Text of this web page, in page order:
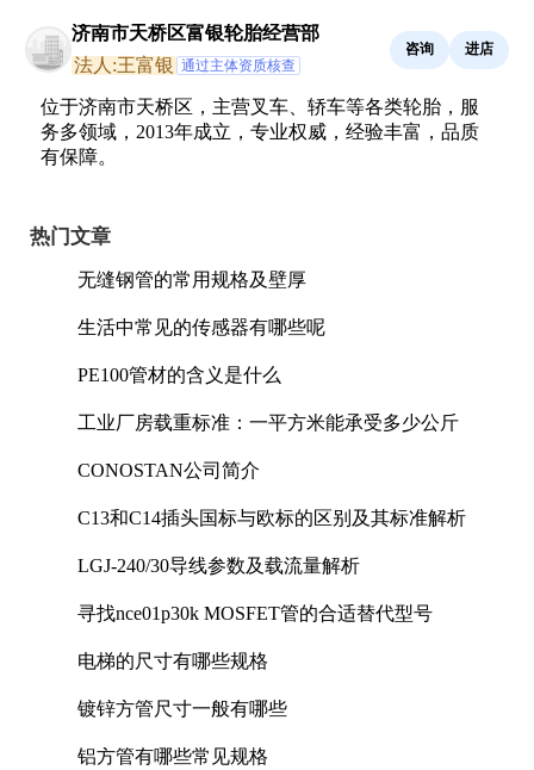
济南市天桥区富银轮胎经营部
法人:王富银 通过主体资质核查
咨询 进店
位于济南市天桥区，主营叉车、轿车等各类轮胎，服
务多领域，2013年成立，专业权威，经验丰富，品质
有保障。
热门文章
无缝钢管的常用规格及壁厚
生活中常见的传感器有哪些呢
PE100管材的含义是什么
工业厂房载重标准：一平方米能承受多少公斤
CONOSTAN公司简介
C13和C14插头国标与欧标的区别及其标准解析
LGJ-240/30导线参数及载流量解析
寻找nce01p30k MOSFET管的合适替代型号
电梯的尺寸有哪些规格
镀锌方管尺寸一般有哪些
铝方管有哪些常见规格